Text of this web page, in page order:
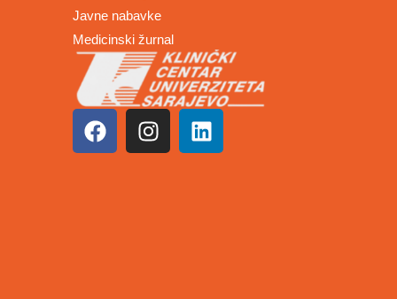
Javne nabavke
Medicinski žurnal